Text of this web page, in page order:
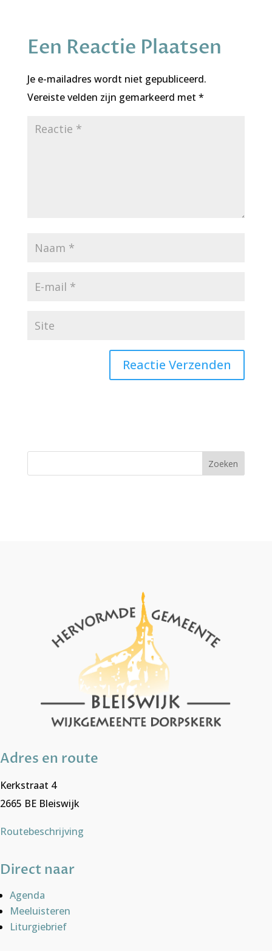
Een Reactie Plaatsen
Je e-mailadres wordt niet gepubliceerd.
Vereiste velden zijn gemarkeerd met *
Adres en route
Kerkstraat 4
2665 BE Bleiswijk
Routebeschrijving
Direct naar
Agenda
Meeluisteren
Liturgiebrief